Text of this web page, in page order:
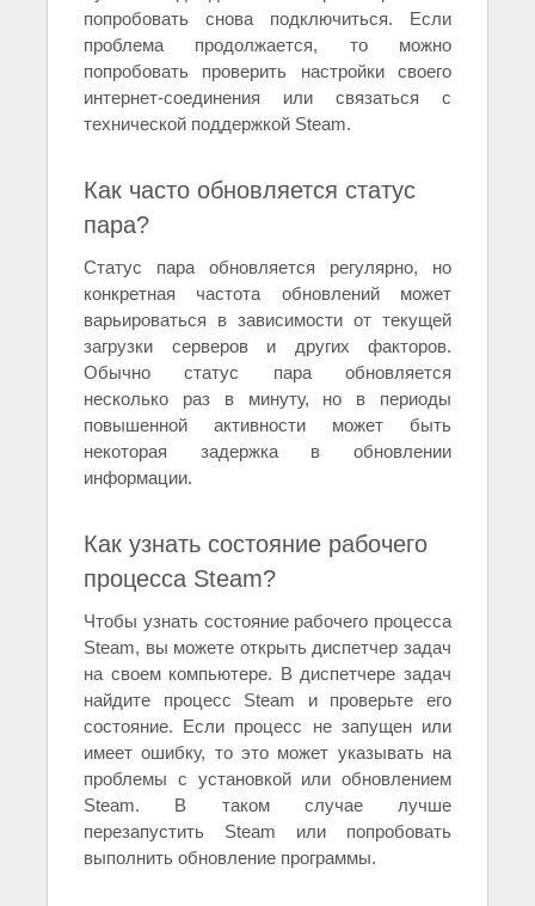
попробовать снова подключиться. Если
проблема продолжается, то можно
попробовать проверить настройки своего
интернет-соединения или связаться с
технической поддержкой Steam.
Как часто обновляется статус
пара?
Статус пара обновляется регулярно, но
конкретная частота обновлений может
варьироваться в зависимости от текущей
загрузки серверов и других факторов.
Обычно статус пара обновляется
несколько раз в минуту, но в периоды
повышенной активности может быть
некоторая задержка в обновлении
информации.
Как узнать состояние рабочего
процесса Steam?
Чтобы узнать состояние рабочего процесса
Steam, вы можете открыть диспетчер задач
на своем компьютере. В диспетчере задач
найдите процесс Steam и проверьте его
состояние. Если процесс не запущен или
имеет ошибку, то это может указывать на
проблемы с установкой или обновлением
Steam. В таком случае лучше
перезапустить Steam или попробовать
выполнить обновление программы.